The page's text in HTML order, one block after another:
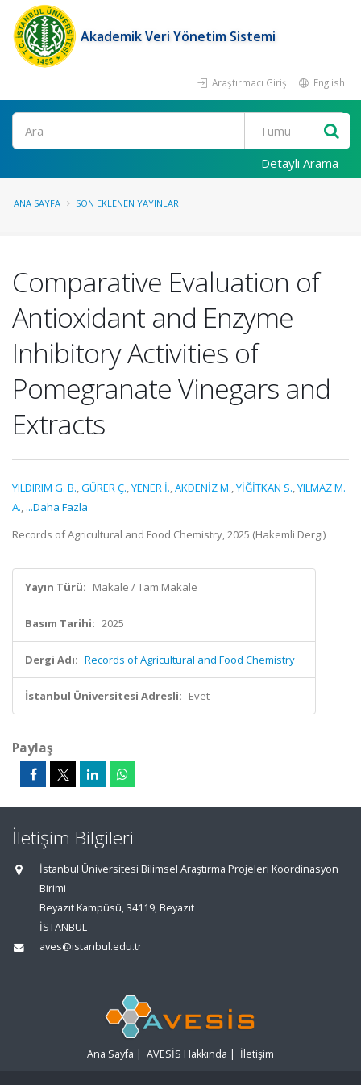
Akademik Veri Yönetim Sistemi
Araştırmacı Girişi English
Ara
Detaylı Arama
ANA SAYFA SON EKLENEN YAYINLAR
Comparative Evaluation of
Antioxidant and Enzyme
Inhibitory Activities of
Pomegranate Vinegars and
Extracts
YILDIRIM G. B.,GÜRER Ç.,YENER İ.,AKDENİZ M.,YİĞİTKAN S.,YILMAZ M.
A., ...Daha Fazla
Records of Agricultural and Food Chemistry, 2025 (Hakemli Dergi)
Yayın Türü: Makale / Tam Makale
Basım Tarihi: 2025
Dergi Adı: Records of Agricultural and Food Chemistry
İstanbul Üniversitesi Adresli: Evet
Paylaş
İletişim Bilgileri
İstanbul Üniversitesi Bilimsel Araştırma Projeleri Koordinasyon
Birimi
Beyazıt Kampüsü, 34119, Beyazıt
İSTANBUL
aves@istanbul.edu.tr
Ana Sayfa | AVESİS Hakkında | İletişim